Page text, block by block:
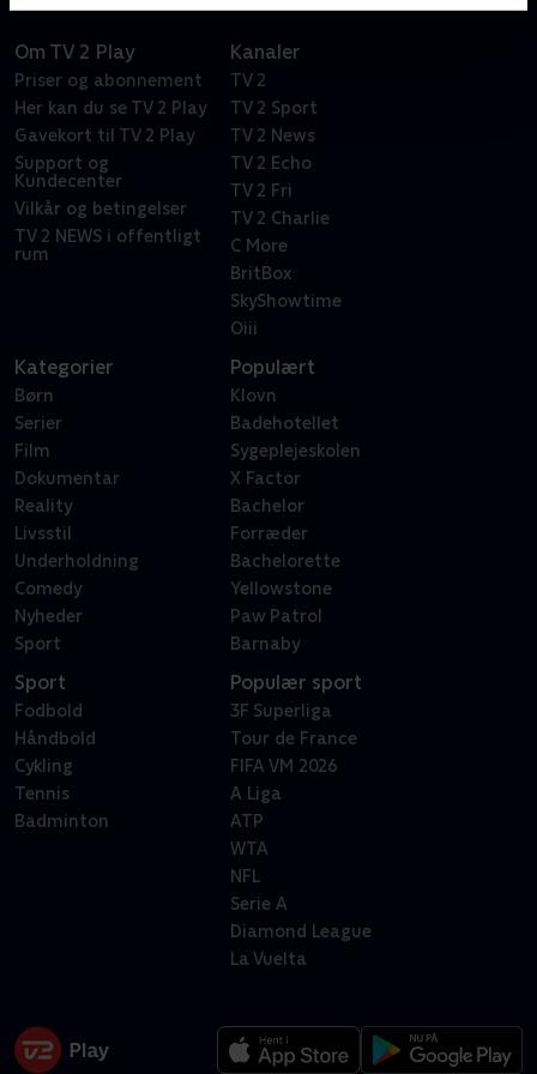
Om TV 2 Play
Priser og abonnement
Her kan du se TV 2 Play
Gavekort til TV 2 Play
Support og
Kundecenter
Vilkår og betingelser
TV 2 NEWS i offentligt
rum
Kanaler
TV 2
TV 2 Sport
TV 2 News
TV 2 Echo
TV 2 Fri
TV 2 Charlie
C More
BritBox
SkyShowtime
Oiii
Kategorier
Børn
Serier
Film
Dokumentar
Reality
Livsstil
Underholdning
Comedy
Nyheder
Sport
Populært
Klovn
Badehotellet
Sygeplejeskolen
X Factor
Bachelor
Forræder
Bachelorette
Yellowstone
Paw Patrol
Barnaby
Sport
Fodbold
Håndbold
Cykling
Tennis
Badminton
Populær sport
3F Superliga
Tour de France
FIFA VM 2026
A Liga
ATP
WTA
NFL
Serie A
Diamond League
La Vuelta